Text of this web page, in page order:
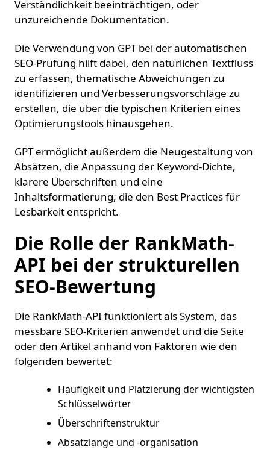
Verständlichkeit beeinträchtigen, oder
unzureichende Dokumentation.
Die Verwendung von GPT bei der automatischen
SEO-Prüfung hilft dabei, den natürlichen Textfluss
zu erfassen, thematische Abweichungen zu
identifizieren und Verbesserungsvorschläge zu
erstellen, die über die typischen Kriterien eines
Optimierungstools hinausgehen.
GPT ermöglicht außerdem die Neugestaltung von
Absätzen, die Anpassung der Keyword-Dichte,
klarere Überschriften und eine
Inhaltsformatierung, die den Best Practices für
Lesbarkeit entspricht.
Die Rolle der RankMath-
API bei der strukturellen
SEO-Bewertung
Die RankMath-API funktioniert als System, das
messbare SEO-Kriterien anwendet und die Seite
oder den Artikel anhand von Faktoren wie den
folgenden bewertet:
Häufigkeit und Platzierung der wichtigsten
Schlüsselwörter
Überschriftenstruktur
Absatzlänge und -organisation